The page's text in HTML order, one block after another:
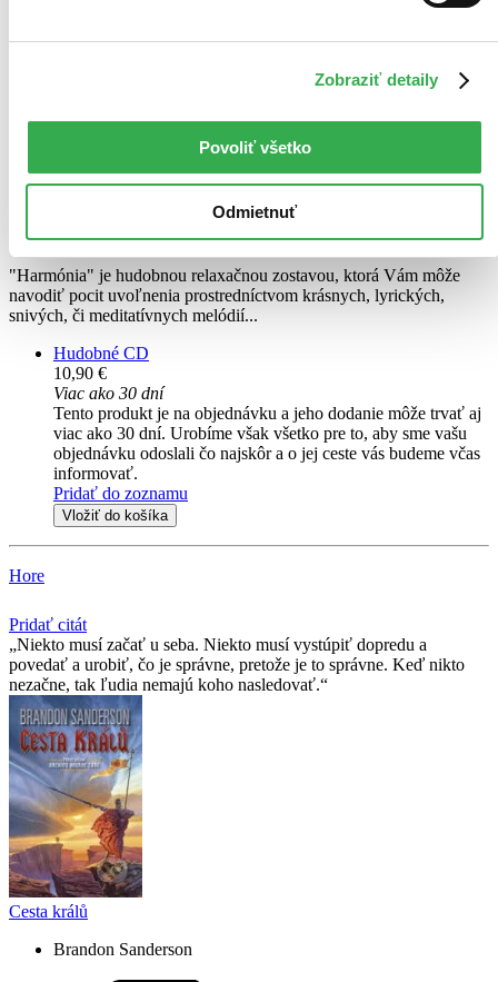
Zobraziť detaily
Povoliť všetko
Odmietnuť
Relaxačná hudba
"Harmónia" je hudobnou relaxačnou zostavou, ktorá Vám môže
navodiť pocit uvoľnenia prostredníctvom krásnych, lyrických,
snivých, či meditatívnych melódií...
Hudobné CD
10,90 €
Viac ako 30 dní
Tento produkt je na objednávku a jeho dodanie môže trvať aj
viac ako 30 dní. Urobíme však všetko pre to, aby sme vašu
objednávku odoslali čo najskôr a o jej ceste vás budeme včas
informovať.
Pridať do zoznamu
Vložiť do košíka
Hore
Pridať citát
Niekto musí začať u seba. Niekto musí vystúpiť dopredu a
povedať a urobiť, čo je správne, pretože je to správne. Keď nikto
nezačne, tak ľudia nemajú koho nasledovať.
Cesta králů
Brandon Sanderson